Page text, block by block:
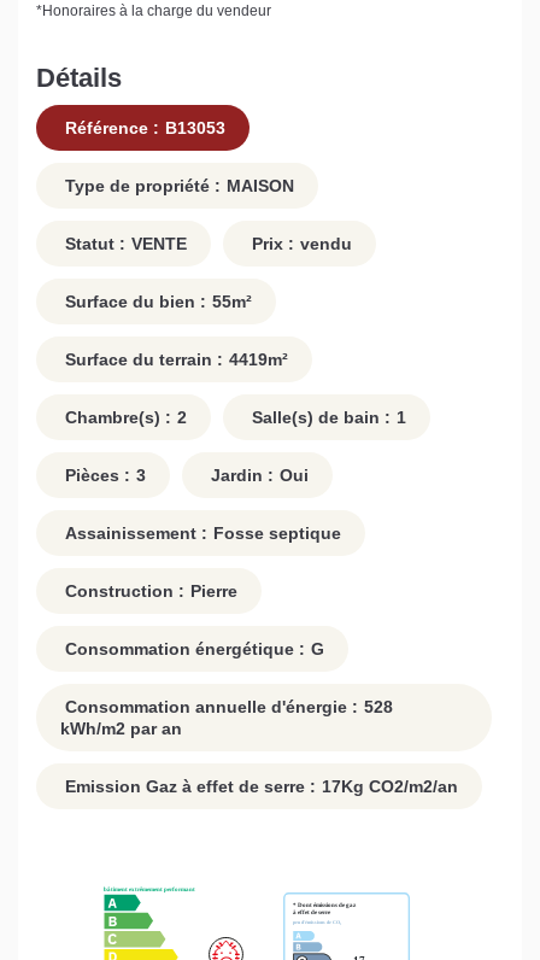
*Honoraires à la charge du vendeur
Détails
Référence : B13053
Type de propriété : MAISON
Statut : VENTE Prix : vendu
Surface du bien : 55m²
Surface du terrain : 4419m²
Chambre(s) : 2 Salle(s) de bain : 1
Pièces : 3 Jardin : Oui
Assainissement : Fosse septique
Construction : Pierre
Consommation énergétique : G
Consommation annuelle d'énergie : 528
kWh/m2 par an
Emission Gaz à effet de serre : 17Kg CO2/m2/an